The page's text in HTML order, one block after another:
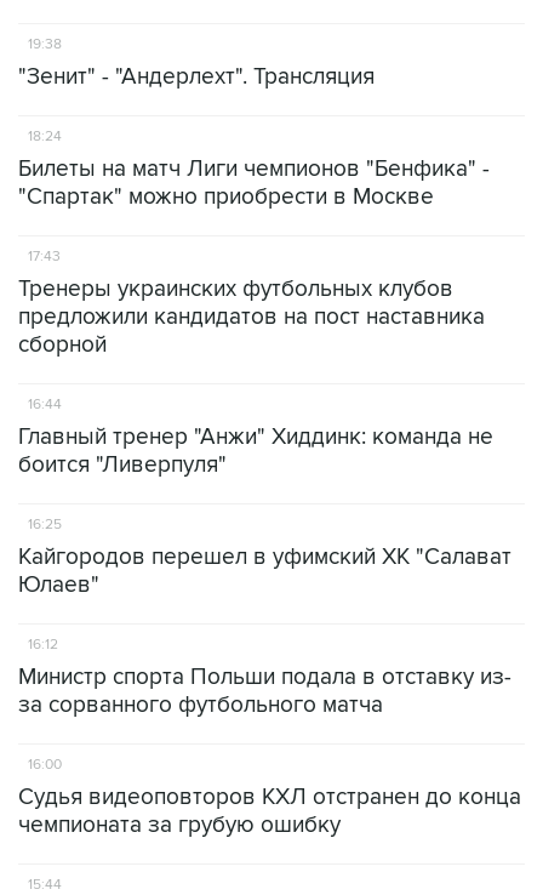
19:38
"Зенит" - "Андерлехт". Трансляция
18:24
Билеты на матч Лиги чемпионов "Бенфика" -
"Спартак" можно приобрести в Москве
17:43
Тренеры украинских футбольных клубов
предложили кандидатов на пост наставника
сборной
16:44
Главный тренер "Анжи" Хиддинк: команда не
боится "Ливерпуля"
16:25
Кайгородов перешел в уфимский ХК "Салават
Юлаев"
16:12
Министр спорта Польши подала в отставку из-
за сорванного футбольного матча
16:00
Судья видеоповторов КХЛ отстранен до конца
чемпионата за грубую ошибку
15:44